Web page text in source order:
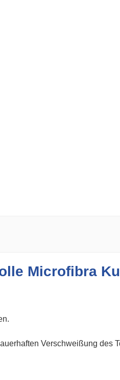
Microfibra
Verschweißung des